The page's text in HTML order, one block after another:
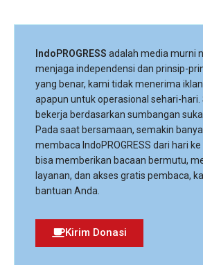
IndoPROGRESS adalah media murni
menjaga independensi dan prinsip-
yang benar, kami tidak menerima
apapun untuk operasional sehari-hari.
bekerja berdasarkan sumbangan
Pada saat bersamaan, semakin
membaca IndoPROGRESS dari hari
bisa memberikan bacaan bermutu,
layanan, dan akses gratis pembaca,
bantuan Anda.
Kirim Donasi